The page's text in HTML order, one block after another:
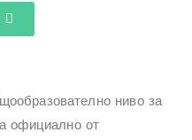
ниво за
официално от